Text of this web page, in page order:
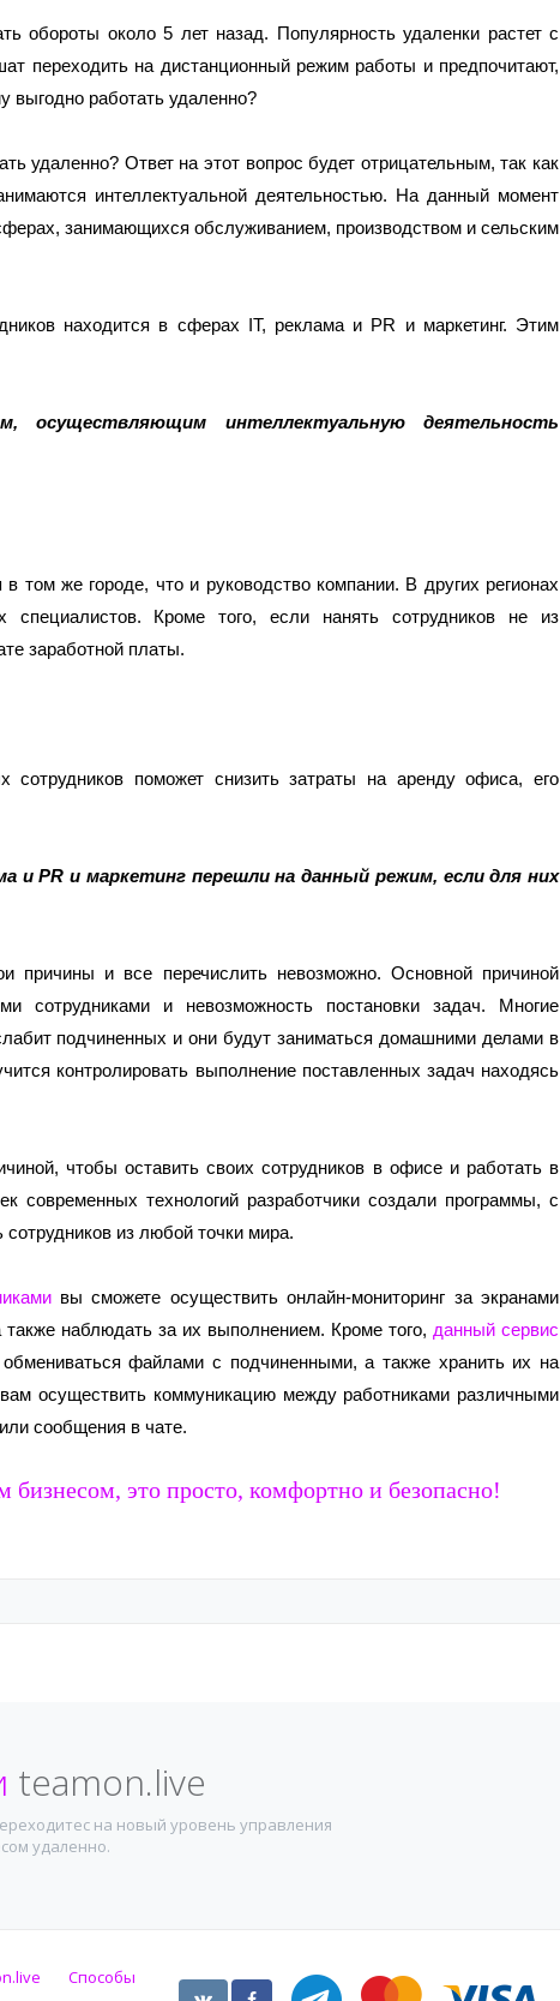
обороты около 5 лет назад. Популярность удаленки растет с
переходить на дистанционный режим работы и предпочитают,
выгодно работать удаленно?
удаленно? Ответ на этот вопрос будет отрицательным, так как
интеллектуальной деятельностью. На данный момент
занимающихся обслуживанием, производством и сельским
находится в сферах IT, реклама и PR и маркетинг. Этим
осуществляющим интеллектуальную деятельность
том же городе, что и руководство компании. В других регионах
Кроме того, если нанять сотрудников не из
заработной платы.
поможет снизить затраты на аренду офиса, его
и PR и маркетинг перешли на данный режим, если для них
и все перечислить невозможно. Основной причиной
сотрудниками и невозможность постановки задач. Многие
подчиненных и они будут заниматься домашними делами в
контролировать выполнение поставленных задач находясь
чтобы оставить своих сотрудников в офисе и работать в
технологий разработчики создали программы, с
из любой точки мира.
вы сможете осуществить онлайн-мониторинг за экранами
наблюдать за их выполнением. Кроме того, данный сервис
файлами с подчиненными, а также хранить их на
осуществить коммуникацию между работниками различными
сообщения в чате.
бизнесом, это просто, комфортно и безопасно!
teamon.live
на новый уровень управления
удаленно.
Способы